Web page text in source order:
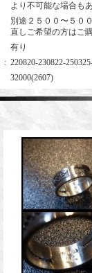
より不可能な場合も
別途２５００〜５０
直しご希望の方はご
有り
: 220820-230822-
32000(2607)